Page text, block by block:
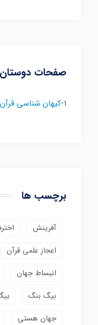
صفحات
1- کیهان شناسی
برچسب ها
آفرینش
اعجاز علمی قرآن
انبساط جهان
بیگ بنگ
جهان هستی